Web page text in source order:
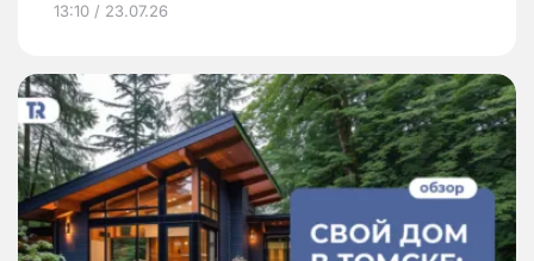
13:10 / 23.07.26